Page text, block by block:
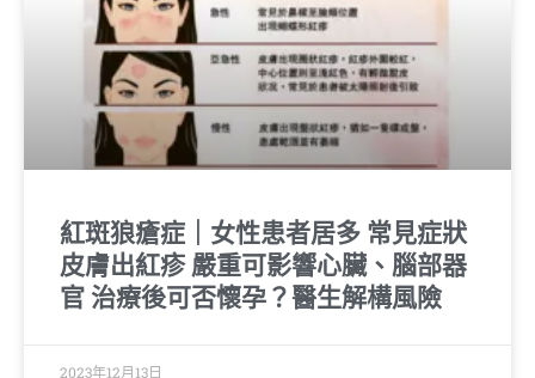
紅斑狼瘡症｜女性患者居多 常見症狀
皮膚出紅疹 嚴重可影響心臟、腦部器
官 治療後可否懷孕？醫生解構風險
2023年12月13日